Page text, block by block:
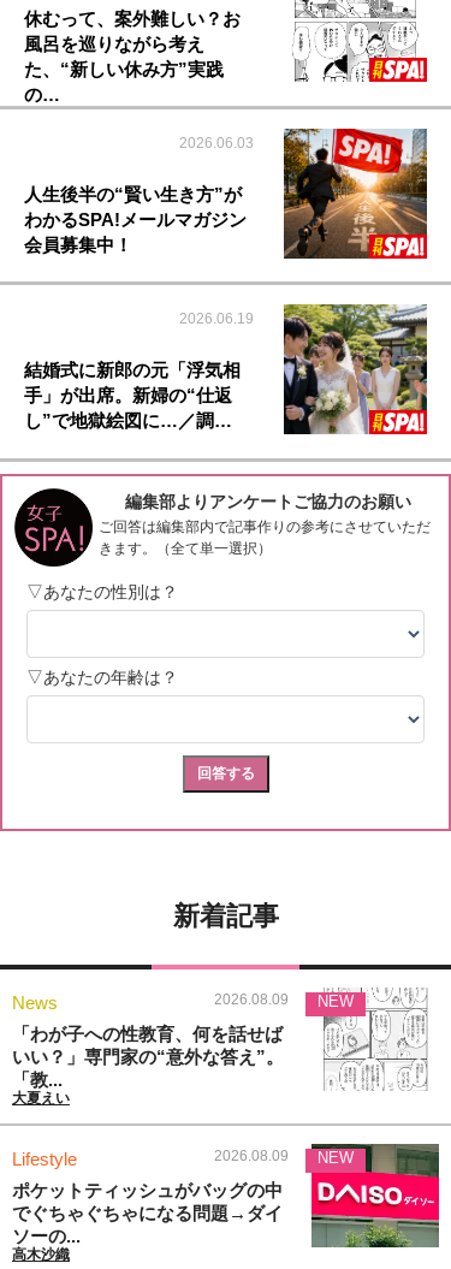
休むって、案外難しい？お
風呂を巡りながら考え
た、“新しい休み方”実践
の…
2026.06.03
人生後半の“賢い生き方”が
わかるSPA!メールマガジン
会員募集中！
2026.06.19
結婚式に新郎の元「浮気相
手」が出席。新婦の“仕返
し”で地獄絵図に…／調…
新着記事
News 2026.08.09
「わが子への性教育、何を話せば
いい？」専門家の“意外な答え”。
「教...
大夏えい
NEW
Lifestyle 2026.08.09
ポケットティッシュがバッグの中
でぐちゃぐちゃになる問題→ダイ
ソーの...
高木沙織
NEW